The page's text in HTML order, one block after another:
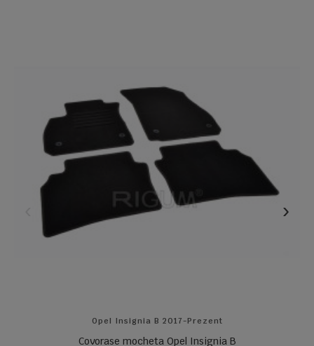
Opel Insignia B 2017-Prezent
Covorase mocheta Opel Insignia B